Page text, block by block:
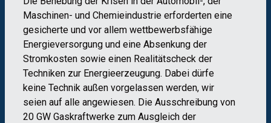
Maschinen- und Chemieindustrie erforderten eine
gesicherte und vor allem wettbewerbsfähige
Energieversorgung und eine Absenkung der
Stromkosten sowie einen Realitätscheck der
Techniken zur Energieerzeugung. Dabei dürfe
keine Technik außen vorgelassen werden, wir
seien auf alle angewiesen. Die Ausschreibung von
20 GW Gaskraftwerke zum Ausgleich der